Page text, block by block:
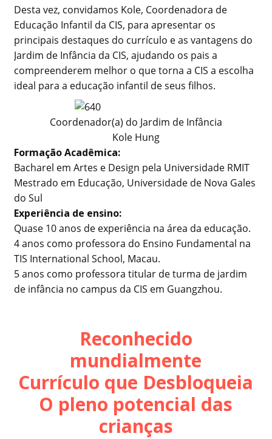
Desta vez, convidamos Kole, Coordenadora de
Educação Infantil da CIS, para apresentar os
principais destaques do currículo e as vantagens do
Jardim de Infância da CIS, ajudando os pais a
compreenderem melhor o que torna a CIS a escolha
ideal para a educação infantil de seus filhos.
Coordenador(a) do Jardim de Infância
Kole Hung
Formação Acadêmica:
Bacharel em Artes e Design pela Universidade RMIT
Mestrado em Educação, Universidade de Nova Gales
do Sul
Experiência de ensino:
Quase 10 anos de experiência na área da educação.
4 anos como professora do Ensino Fundamental na
TIS International School, Macau.
5 anos como professora titular de turma de jardim
de infância no campus da CIS em Guangzhou.
Reconhecido
mundialmente
Currículo que Desbloqueia
O pleno potencial das
crianças